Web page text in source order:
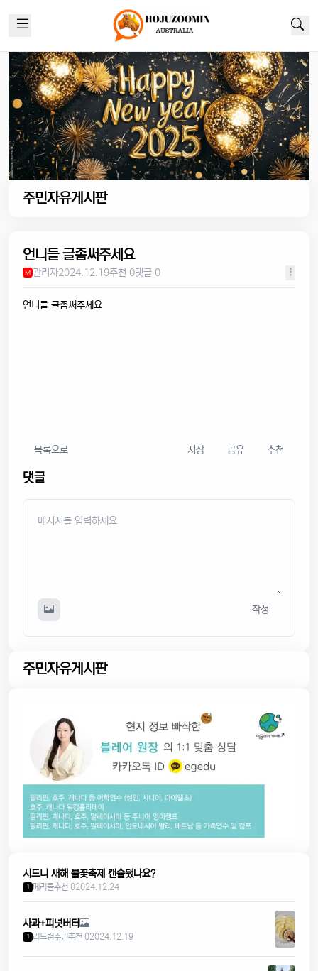
주민자유게시판
언니들 글좀써주세요
M 관리자2024.12.19추천 0댓글 0
언니들 글좀써주세요
목록으로 저장 공유 추천
댓글
작성
주민자유게시판
시드니 새해 불꽃축제 캔슬됐나요?
1 메리클추천 02024.12.24
사과+피넛버터
1 리드컴주민추천 02024.12.19